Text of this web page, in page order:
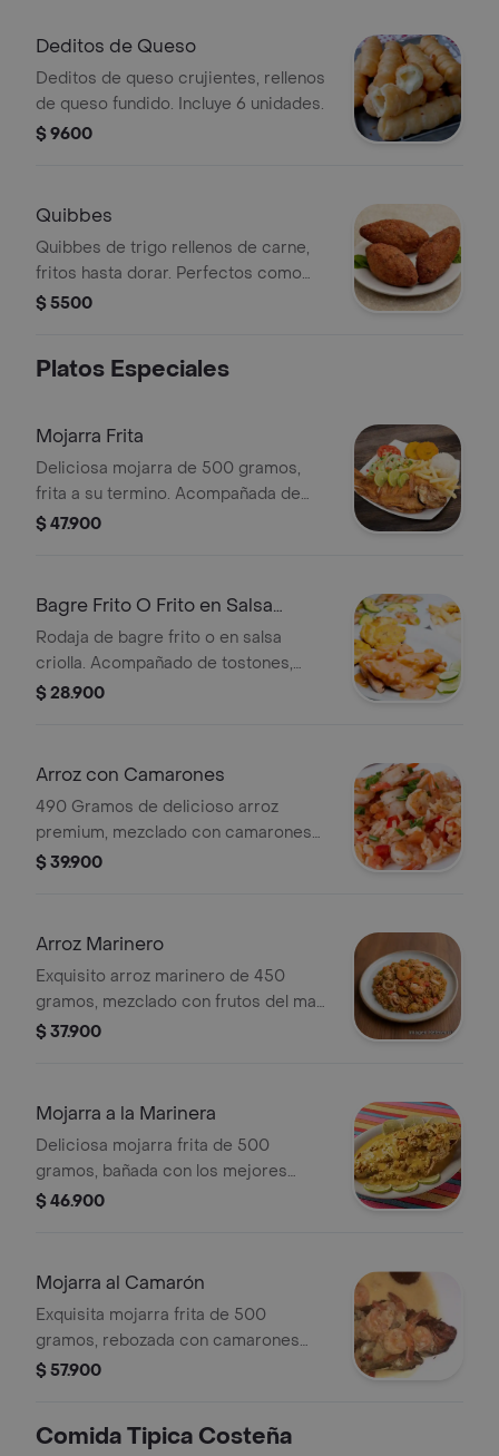
Deditos de Queso
Deditos de queso crujientes, rellenos
de queso fundido. Incluye 6 unidades.
$ 9600
Quibbes
Quibbes de trigo rellenos de carne,
fritos hasta dorar. Perfectos como
entrada.
$ 5500
Platos Especiales
Mojarra Frita
Deliciosa mojarra de 500 gramos,
frita a su termino. Acompañada de
arroz, ensalada y patacón.
$ 47.900
Bagre Frito O Frito en Salsa
Criolla
Rodaja de bagre frito o en salsa
criolla. Acompañado de tostones,
arroz y rodajas de limón.
$ 28.900
Arroz con Camarones
490 Gramos de delicioso arroz
premium, mezclado con camarones
tigre, sellados y salteados al wok con
$ 39.900
Arroz Marinero
Exquisito arroz marinero de 450
gramos, mezclado con frutos del mar
seleccionados, sellados y salteados al
$ 37.900
Mojarra a la Marinera
Deliciosa mojarra frita de 500
gramos, bañada con los mejores
frutos del mar seleccionados.
$ 46.900
Mojarra al Camarón
Exquisita mojarra frita de 500
gramos, rebozada con camarones
tigre, salteados al wok bañados en
$ 57.900
Comida Tipica Costeña